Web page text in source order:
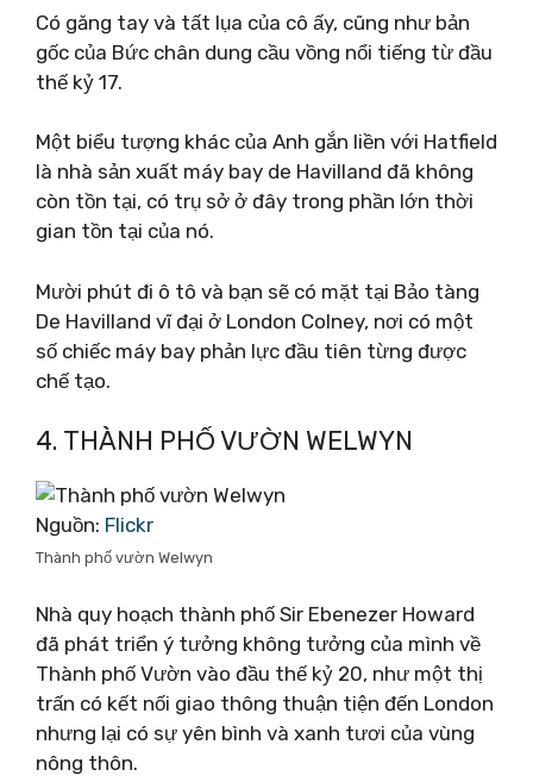
Có găng tay và tất lụa của cô ấy, cũng như bản
gốc của Bức chân dung cầu vồng nổi tiếng từ đầu
thế kỷ 17.
Một biểu tượng khác của Anh gắn liền với Hatfield
là nhà sản xuất máy bay de Havilland đã không
còn tồn tại, có trụ sở ở đây trong phần lớn thời
gian tồn tại của nó.
Mười phút đi ô tô và bạn sẽ có mặt tại Bảo tàng
De Havilland vĩ đại ở London Colney, nơi có một
số chiếc máy bay phản lực đầu tiên từng được
chế tạo.
4. THÀNH PHỐ VƯỜN WELWYN
Nguồn: Flickr
Thành phố vườn Welwyn
Nhà quy hoạch thành phố Sir Ebenezer Howard
đã phát triển ý tưởng không tưởng của mình về
Thành phố Vườn vào đầu thế kỷ 20, như một thị
trấn có kết nối giao thông thuận tiện đến London
nhưng lại có sự yên bình và xanh tươi của vùng
nông thôn.